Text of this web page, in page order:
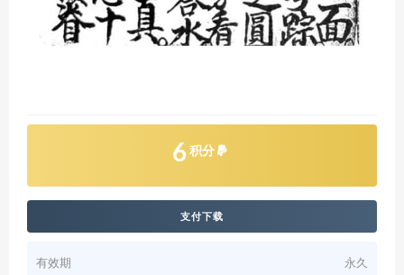
6 积分
支付下载
有效期 永久